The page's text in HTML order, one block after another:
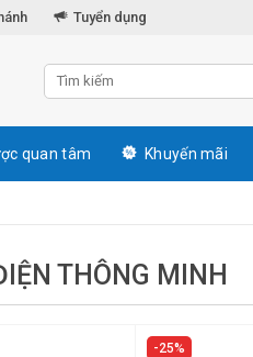
Tuyển dụng
quan tâm Khuyến mãi
THÔNG MINH
25%